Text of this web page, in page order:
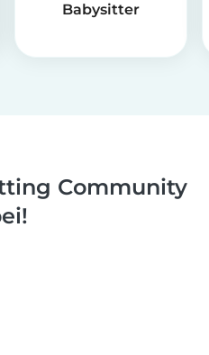
Babysitter
Community